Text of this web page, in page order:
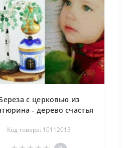
с церковью из
- дерево счастья
Код товара: 10112013